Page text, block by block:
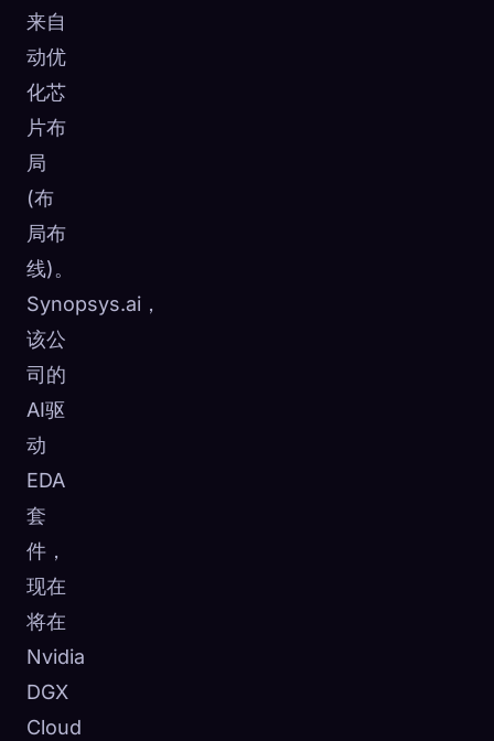
来自
动优
化芯
片布
局
(布
局布
线)。
Synopsys.ai，
该公
司的
AI驱
动
EDA
套
件，
现在
将在
Nvidia
DGX
Cloud